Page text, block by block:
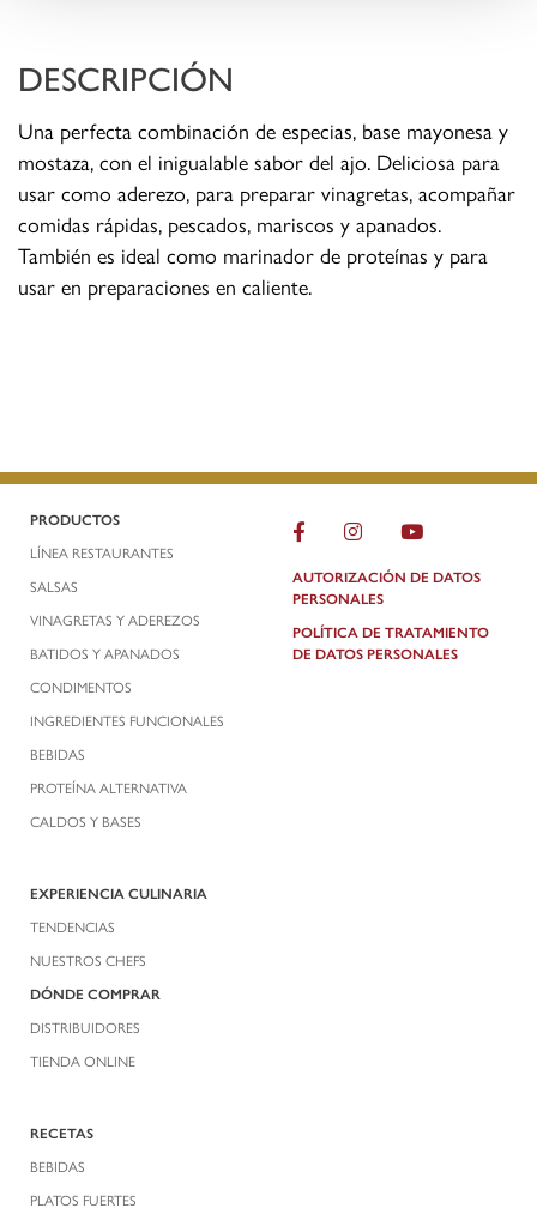
DESCRIPCIÓN
Una perfecta combinación de especias, base mayonesa y
mostaza, con el inigualable sabor del ajo. Deliciosa para
usar como aderezo, para preparar vinagretas, acompañar
comidas rápidas, pescados, mariscos y apanados.
También es ideal como marinador de proteínas y para
usar en preparaciones en caliente.
PRODUCTOS
LÍNEA RESTAURANTES
SALSAS
VINAGRETAS Y ADEREZOS
BATIDOS Y APANADOS
CONDIMENTOS
INGREDIENTES FUNCIONALES
BEBIDAS
PROTEÍNA ALTERNATIVA
CALDOS Y BASES
RECETAS
BEBIDAS
PLATOS FUERTES
EXPERIENCIA CULINARIA
TENDENCIAS
NUESTROS CHEFS
DÓNDE COMPRAR
DISTRIBUIDORES
TIENDA ONLINE
AUTORIZACIÓN DE DATOS
PERSONALES
POLÍTICA DE TRATAMIENTO
DE DATOS PERSONALES